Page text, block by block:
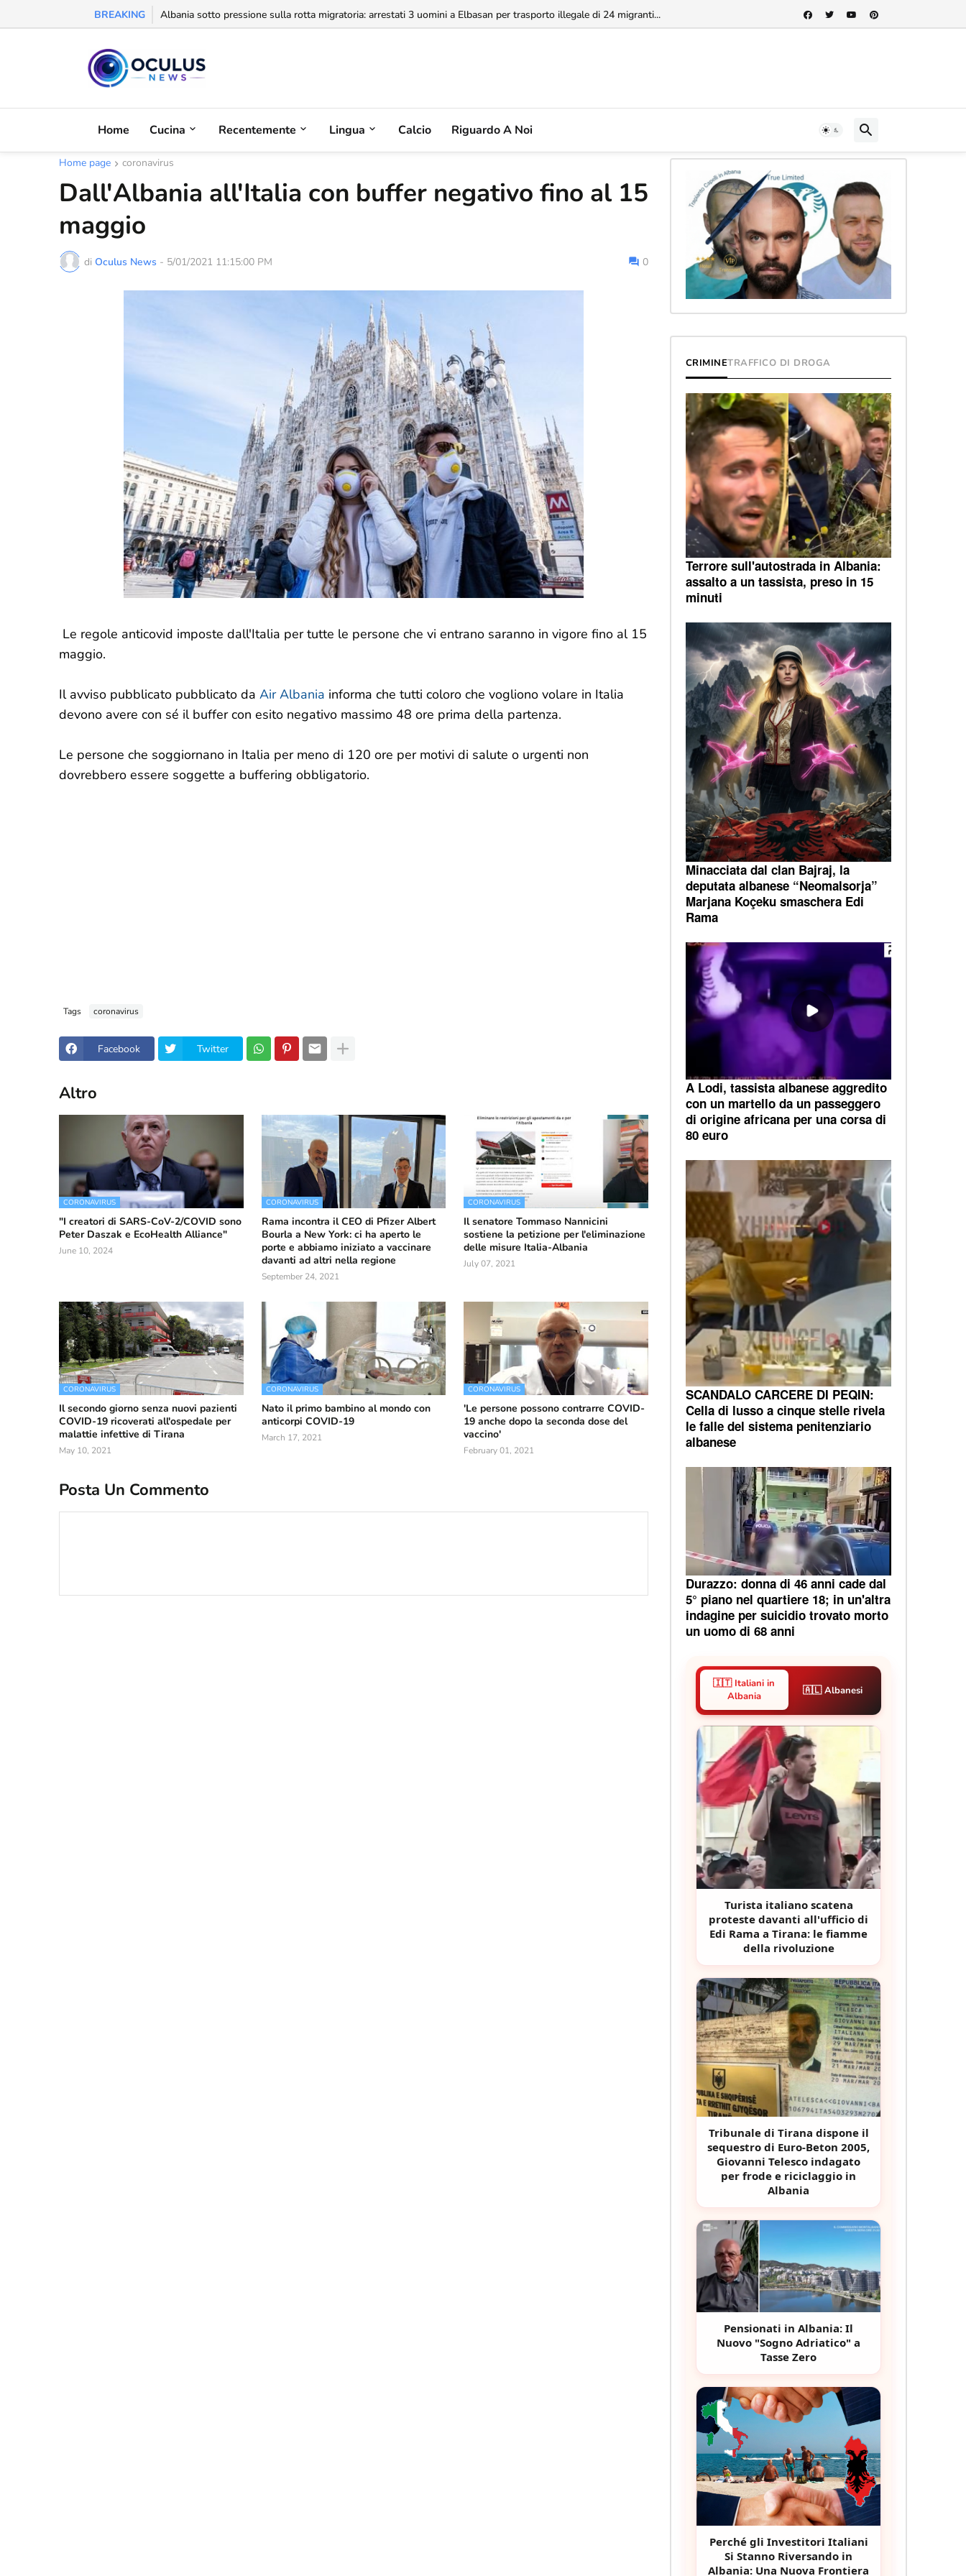
BREAKING Behgjet Pacolli: "Se sarà revocata la concessione dell'Aeroporto di Valona, MABCO ricorrerà all'arbitrato internazionale"...
Home Cucina Recentemente Lingua Calcio Riguardo A Noi
Home page coronavirus
Dall'Albania all'Italia con buffer negativo fino al 15
maggio
di Oculus News - 5/01/2021 11:15:00 PM 0
Le regole anticovid imposte dall'Italia per tutte le persone che vi entrano saranno in vigore fino al 15
maggio.
Il avviso pubblicato pubblicato da Air Albania informa che tutti coloro che vogliono volare in Italia
devono avere con sé il buffer con esito negativo massimo 48 ore prima della partenza.
Le persone che soggiornano in Italia per meno di 120 ore per motivi di salute o urgenti non
dovrebbero essere soggette a buffering obbligatorio.
Tags coronavirus
Facebook Twitter
Altro
CORONAVIRUS
"I creatori di SARS-CoV-2/COVID sono
Peter Daszak e EcoHealth Alliance"
June 10, 2024
CORONAVIRUS
Rama incontra il CEO di Pfizer Albert
Bourla a New York: ci ha aperto le
porte e abbiamo iniziato a vaccinare
davanti ad altri nella regione
September 24, 2021
CORONAVIRUS
Il senatore Tommaso Nannicini
sostiene la petizione per l'eliminazione
delle misure Italia-Albania
July 07, 2021
CORONAVIRUS
Il secondo giorno senza nuovi pazienti
COVID-19 ricoverati all'ospedale per
malattie infettive di Tirana
May 10, 2021
CORONAVIRUS
Nato il primo bambino al mondo con
anticorpi COVID-19
March 17, 2021
CORONAVIRUS
'Le persone possono contrarre COVID-
19 anche dopo la seconda dose del
vaccino'
February 01, 2021
Posta Un Commento
CRIMINETRAFFICO DI DROGA
Terrore sull'autostrada in Albania:
assalto a un tassista, preso in 15
minuti
Minacciata dal clan Bajraj, la
deputata albanese “Neomalsorja”
Marjana Koçeku smaschera Edi
Rama
A Lodi, tassista albanese aggredito
con un martello da un passeggero
di origine africana per una corsa di
80 euro
SCANDALO CARCERE DI PEQIN:
Cella di lusso a cinque stelle rivela
le falle del sistema penitenziario
albanese
Durazzo: donna di 46 anni cade dal
5° piano nel quartiere 18; in un'altra
indagine per suicidio trovato morto
un uomo di 68 anni
🇮🇹 Italiani in
Albania
🇦🇱 Albanesi
Turista italiano scatena
proteste davanti all'ufficio di
Edi Rama a Tirana: le fiamme
della rivoluzione
Tribunale di Tirana dispone il
sequestro di Euro-Beton 2005,
Giovanni Telesco indagato
per frode e riciclaggio in
Albania
Pensionati in Albania: Il
Nuovo "Sogno Adriatico" a
Tasse Zero
Perché gli Investitori Italiani
Si Stanno Riversando in
Albania: Una Nuova Frontiera